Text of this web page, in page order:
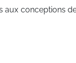
aux conceptions